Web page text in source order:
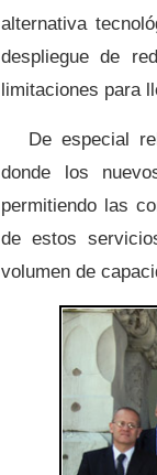
alternativa
despliegue de
limitaciones para
De especial
donde los
permitiendo las
de estos
volumen de